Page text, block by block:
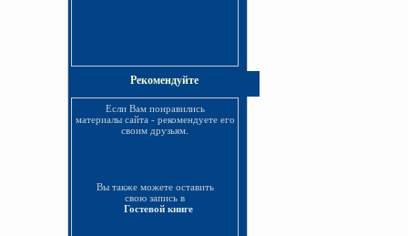
УЗНАТЬ БОЛЬШЕ »
Рекомендуйте
Если Вам понравились
материалы сайта - рекомендуете его
своим друзьям.
Вы также можете оставить
свою запись в
Гостевой книге